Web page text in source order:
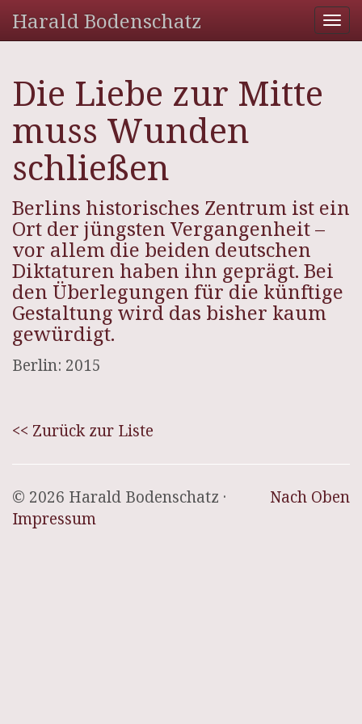
Harald Bodenschatz
Die Liebe zur Mitte
muss Wunden
schließen
Berlins historisches Zentrum ist ein
Ort der jüngsten Vergangenheit –
vor allem die beiden deutschen
Diktaturen haben ihn geprägt. Bei
den Überlegungen für die künftige
Gestaltung wird das bisher kaum
gewürdigt.
Berlin: 2015
<< Zurück zur Liste
Nach Oben
© 2026 Harald Bodenschatz ·
Impressum